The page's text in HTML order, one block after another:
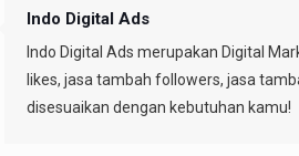
Indo Digital Ads
Indo Digital Ads merupakan Digital
likes, jasa tambah followers, jasa
disesuaikan dengan kebutuhan kamu!